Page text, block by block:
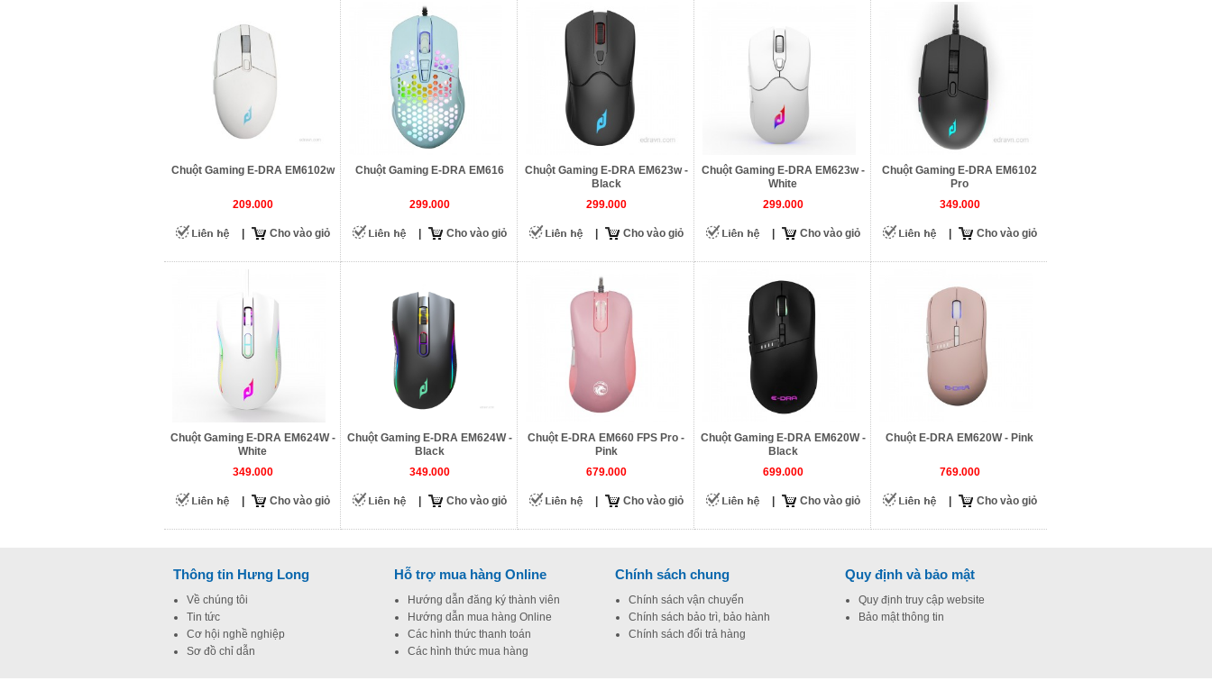
Chuột Gaming E-DRA EM6102w
209.000
Cho vào giỏ
Chuột Gaming E-DRA EM616
299.000
Cho vào giỏ
Chuột Gaming E-DRA EM623w -
Black
299.000
Cho vào giỏ
Chuột Gaming E-DRA EM623w -
White
299.000
Cho vào giỏ
Chuột Gaming E-DRA EM6102
Pro
349.000
Cho vào giỏ
Chuột Gaming E-DRA EM624W -
White
349.000
Cho vào giỏ
Chuột Gaming E-DRA EM624W -
Black
349.000
Cho vào giỏ
Chuột E-DRA EM660 FPS Pro -
Pink
679.000
Cho vào giỏ
Chuột Gaming E-DRA EM620W -
Black
699.000
Cho vào giỏ
Chuột E-DRA EM620W - Pink
769.000
Cho vào giỏ
Thông tin Hưng Long
Về chúng tôi
Tin tức
Cơ hội nghề nghiệp
Sơ đồ chỉ dẫn
Hỗ trợ mua hàng Online
Hướng dẫn đăng ký thành viên
Hướng dẫn mua hàng Online
Các hình thức thanh toán
Các hình thức mua hàng
Chính sách chung
Chính sách vận chuyển
Chính sách bảo trì, bảo hành
Chính sách đổi trả hàng
Quy định và bảo mật
Quy định truy cập website
Bảo mật thông tin